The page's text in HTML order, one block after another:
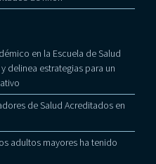
en la Escuela de Salud
delinea estrategias para un
de Salud Acreditados en
adultos mayores ha tenido